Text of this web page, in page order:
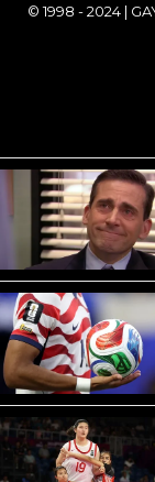
© 1998 - 2024 |